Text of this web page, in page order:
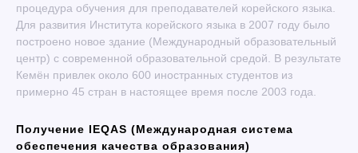
процедура обучения для преподавателей корейского языка.
Для развития Института корейского языка в 2007 году было
построено новое здание (Международный образовательный
центр) с современной образовательной средой. В результате
Кемён привлек около 600 иностранных студентов из
примерно 45 стран в настоящее время после 2003 года.
Получение IEQAS (Международная система
обеспечения качества образования)